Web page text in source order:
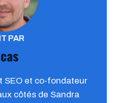
PAR
SEO et co-fondateur
côtés de Sandra